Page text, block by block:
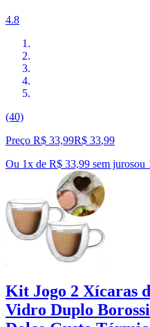
4.8
(40)
Preço R$ 33,99R$ 33,99
Ou 1x de R$ 33,99 sem jurosou
Kit Jogo 2 Xícaras
Vidro Duplo